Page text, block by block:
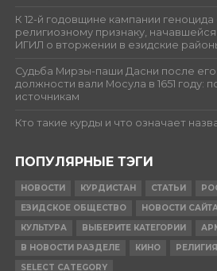
К 12-й годовщине кампании
религиозному признаку,
ИГИЛ о вторжении в езидские
Судьба Мирзы-паши Дасни после
должности вали Мосула в 1651 году:
источникам
Кто такие курды и что означает
ПОПУЛЯРНЫЕ ТЭГИ
НОВОСТИ КУРДИСТАН СТАТЬИ
ЕЗИДСКОЕ ОБЩЕСТВО
НОВОСТИ
КУЛЬТУРА
ВЫБЕРИТЕ КАТЕГОРИИ
В НОВОСТИ РАЗДЕЛЕ
КИНО РЕЛИГИЯ
SELECT CATEGORY